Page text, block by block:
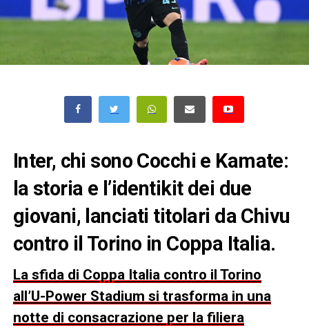
Inter, chi sono Cocchi e Kamate:
la storia e l’identikit dei due
giovani, lanciati titolari da Chivu
contro il Torino in Coppa Italia.
La sfida di Coppa Italia contro il Torino
all’U-Power Stadium si trasforma in una
notte di consacrazione per la filiera